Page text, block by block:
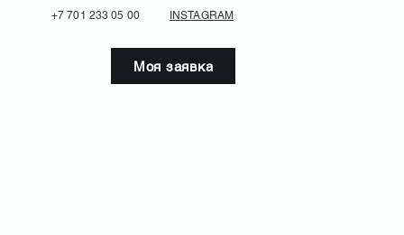
+7 701 233 05 00 INSTAGRAM
Моя заявка